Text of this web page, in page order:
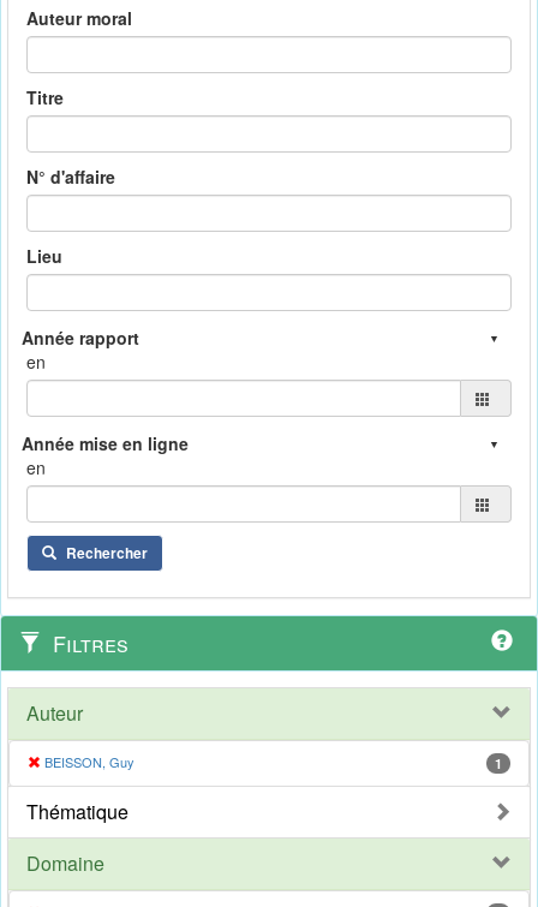
Auteur moral
Titre
N° d'affaire
Lieu
en
en
Rechercher
Filtres
Auteur
BEISSON, Guy 1
Thématique
Domaine